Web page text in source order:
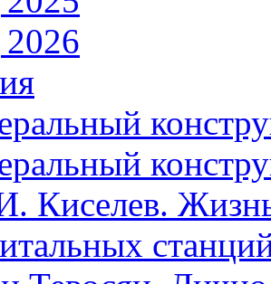
Киселев.